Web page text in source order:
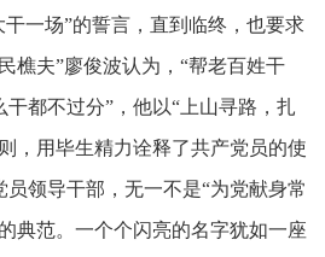
干一场”的誓言，直到临终，也要求
樵夫”廖俊波认为，“帮老百姓干
都不过分”，他以“上山寻路，扎
，用毕生精力诠释了共产党员的使
领导干部，无一不是“为党献身常
典范。一个个闪亮的名字犹如一座